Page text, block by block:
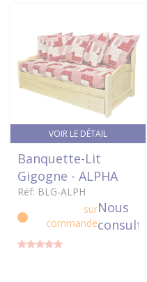
VOIR LE DÉTAIL
Banquette-Lit
Gigogne - ALPHA
Réf: BLG-ALPH
sur
commande
Nous
consulter